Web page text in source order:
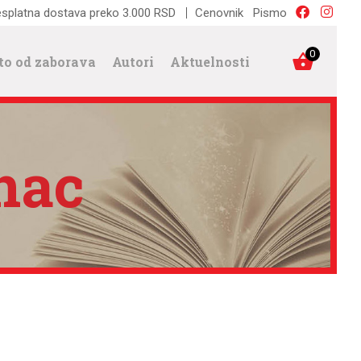
dostava preko 3.000 RSD Cenovnik Pismo
od zaborava Autori Aktuelnosti 0